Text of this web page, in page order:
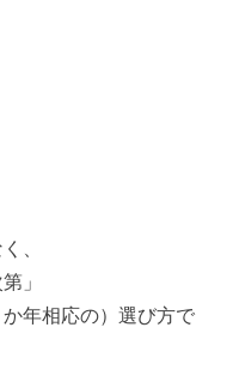
、
」
年相応の）選び方で